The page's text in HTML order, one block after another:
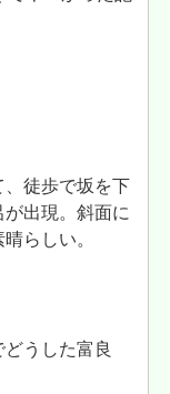
、徒歩で坂を下
出現。斜面に
らしい。
うした富良